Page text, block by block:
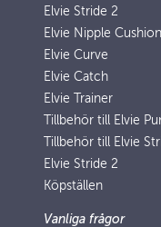
Elvie Stride 2
Elvie Nipple
Elvie Curve
Elvie Catch
Elvie Trainer
Tillbehör till Elvie
Tillbehör till Elvie
Elvie Stride 2
Köpställen
Vanliga frågor